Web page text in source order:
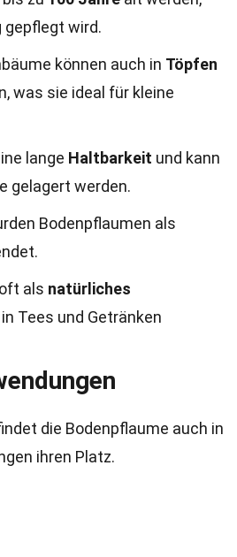
wird.
können auch in Töpfen
was sie ideal für kleine
lange Haltbarkeit und kann
gelagert werden.
Bodenpflaumen als
als natürliches
in Tees und Getränken
die Bodenpflaume auch in
ihren Platz.